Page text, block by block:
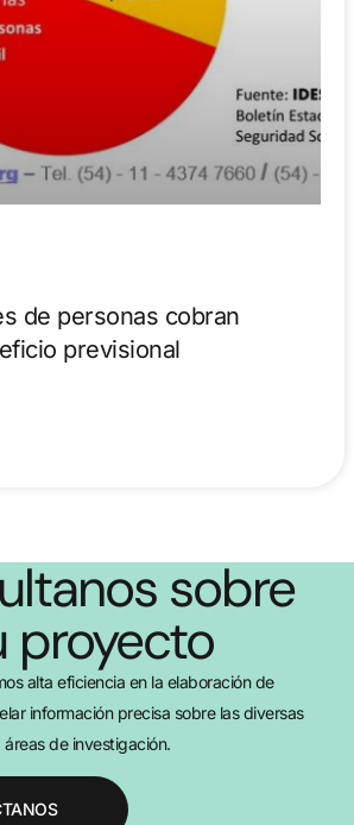
de personas cobran
previsional
sobre
proyecto
alta eficiencia en la elaboración de
información precisa sobre las diversas
áreas de investigación.